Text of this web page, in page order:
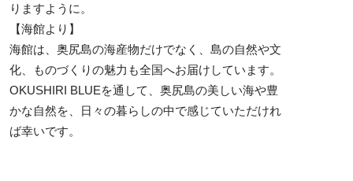
りますように。
【海館より】
海館は、奥尻島の海産物だけでなく、島の自然や文
化、ものづくりの魅力も全国へお届けしています。
OKUSHIRI BLUEを通して、奥尻島の美しい海や豊
かな自然を、日々の暮らしの中で感じていただけれ
ば幸いです。